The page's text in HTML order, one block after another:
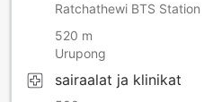
Ratchathewi BTS Station
520 m
Urupong
sairaalat ja klinikat